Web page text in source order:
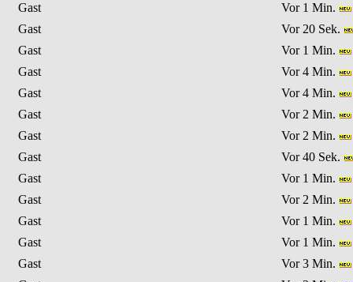
Gast
Vor 1 Min.
Gast
Vor 20 Sek.
Gast
Vor 1 Min.
Gast
Vor 4 Min.
Gast
Vor 4 Min.
Gast
Vor 2 Min.
Gast
Vor 2 Min.
Gast
Vor 40 Sek.
Gast
Vor 1 Min.
Gast
Vor 2 Min.
Gast
Vor 1 Min.
Gast
Vor 1 Min.
Gast
Vor 3 Min.